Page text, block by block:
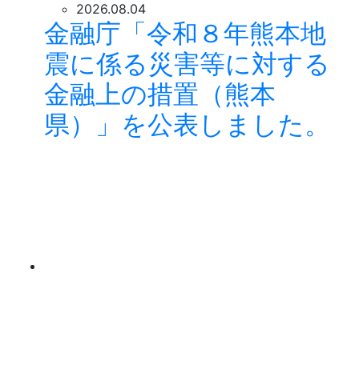
2026.08.04
金融庁「令和８年熊本地
震に係る災害等に対する
金融上の措置（熊本
県）」を公表しました。